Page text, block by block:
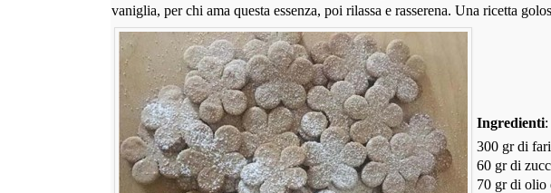
vaniglia, per chi ama questa essenza, poi rilassa e rasserena. Una ricetta
Ingredienti:
300 gr di
60 gr di
70 gr di olio